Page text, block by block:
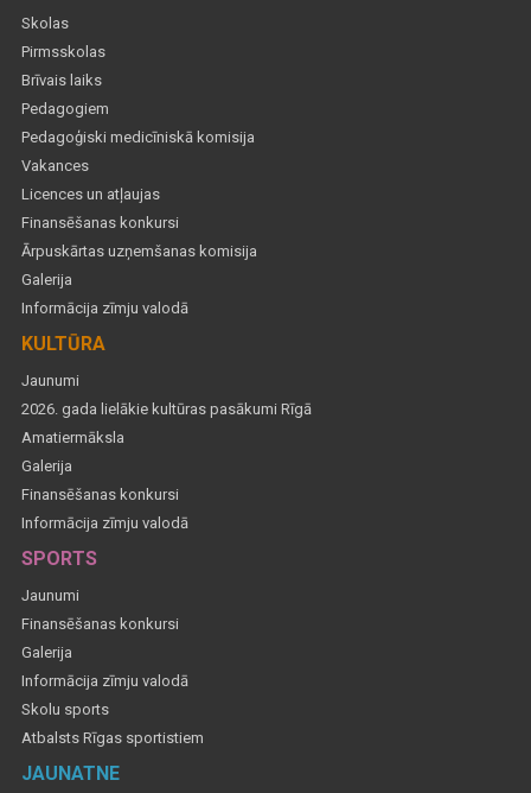
Skolas
Pirmsskolas
Brīvais laiks
Pedagogiem
Pedagoģiski medicīniskā komisija
Vakances
Licences un atļaujas
Finansēšanas konkursi
Ārpuskārtas uzņemšanas komisija
Galerija
Informācija zīmju valodā
KULTŪRA
Jaunumi
2026. gada lielākie kultūras pasākumi Rīgā
Amatiermāksla
Galerija
Finansēšanas konkursi
Informācija zīmju valodā
SPORTS
Jaunumi
Finansēšanas konkursi
Galerija
Informācija zīmju valodā
Skolu sports
Atbalsts Rīgas sportistiem
JAUNATNE